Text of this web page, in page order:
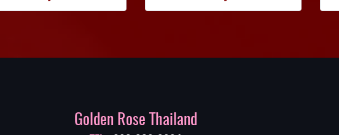
Golden Rose Thailand